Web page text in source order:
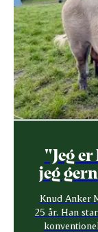
"Jeg
jeg
Knud Anker
25 år. Han